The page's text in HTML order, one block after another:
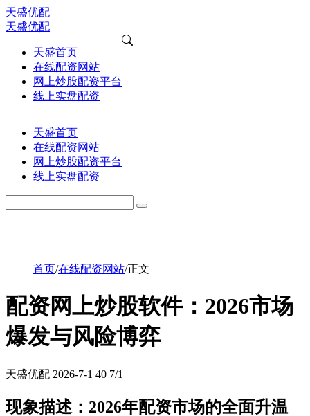
天盛优配
天盛优配
天盛首页
在线配资网站
网上炒股配资平台
线上实盘配资
天盛首页
在线配资网站
网上炒股配资平台
线上实盘配资
首页/在线配资网站/正文
配资网上炒股软件：2026市场
爆发与风险博弈
天盛优配 2026-7-1 40 7/1
现象描述：2026年配资市场的全面升温